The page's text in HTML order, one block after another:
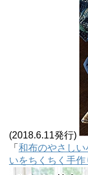
(2018.6.11発行)
「 和布のやさし
いをちくちく手作